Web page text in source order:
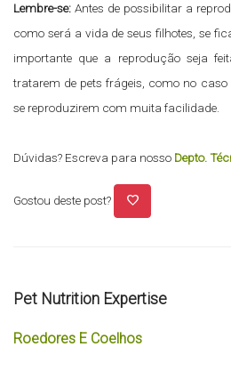
Lembre-se: Antes de possibilitar a
como será a vida de seus filhotes, se
importante que a reprodução seja
tratarem de pets frágeis, como no caso
se reproduzirem com muita facilidade.
Dúvidas? Escreva para nosso Depto.
Gostou deste post? favorite
Pet Nutrition Expertise
Roedores E Coelhos